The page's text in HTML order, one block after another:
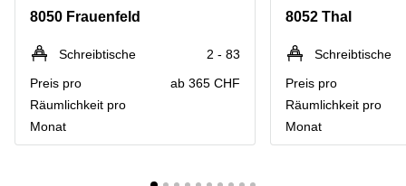
Coworking
Lausanne
Coworking
Genf
Coworking
Bern
Coworking
Thurgauerstrasse
40 Zürich
Gotthardstrasse
26 Zug
Bahnhofstrasse
28 Zug
Gubelstrasse
8050 Frauenfeld
Schreibtische
2 - 83
Preis pro
Räumlichkeit pro
Monat
ab 365 CHF
8052 Thal
Schreibtische
Preis pro
Räumlichkeit pro
Monat